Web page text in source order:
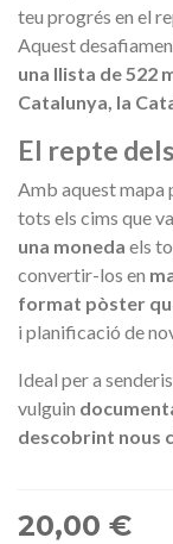
teu progrés en el
Aquest
una llista de 522
Catalunya, la
El repte
Amb aquest mapa
tots els cims que
una moneda els
convertir-los en
format pòster
i planificació de
Ideal per a
vulguin
descobrint nous
20,00 €